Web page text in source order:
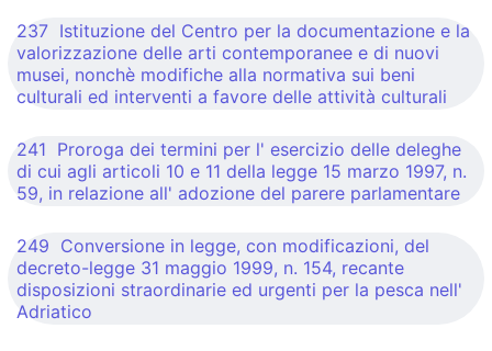
237 Istituzione del Centro per la documentazione e la
valorizzazione delle arti contemporanee e di nuovi
musei, nonchè modifiche alla normativa sui beni
culturali ed interventi a favore delle attività culturali
241 Proroga dei termini per l' esercizio delle deleghe
di cui agli articoli 10 e 11 della legge 15 marzo 1997, n.
59, in relazione all' adozione del parere parlamentare
249 Conversione in legge, con modificazioni, del
decreto-legge 31 maggio 1999, n. 154, recante
disposizioni straordinarie ed urgenti per la pesca nell'
Adriatico